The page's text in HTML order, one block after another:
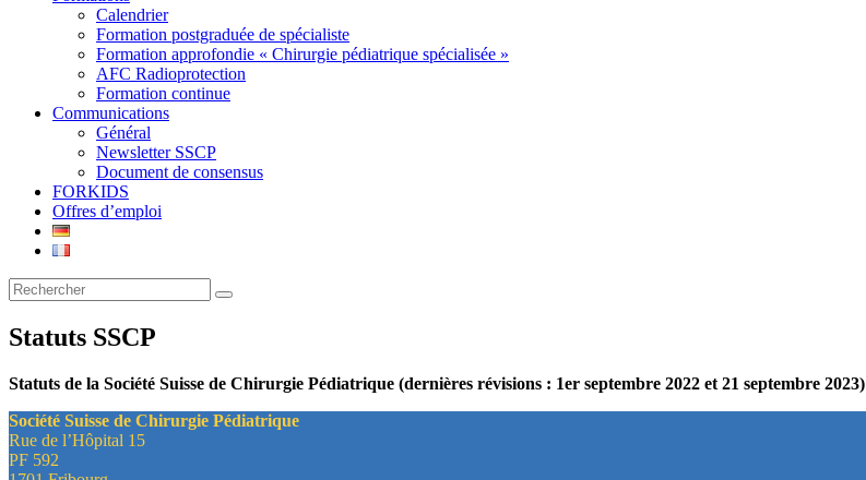
Calendrier
Formation postgraduée de spécialiste
Formation approfondie « Chirurgie pédiatrique spécialisée »
AFC Radioprotection
Formation continue
Communications
Général
Newsletter SSCP
Document de consensus
FORKIDS
Offres d’emploi
Statuts SSCP
Statuts de la Société Suisse de Chirurgie Pédiatrique (dernières révisions : 1er septembre 2022 et 21 septembre 2023)
Société Suisse de Chirurgie Pédiatrique
Rue de l’Hôpital 15
PF 592